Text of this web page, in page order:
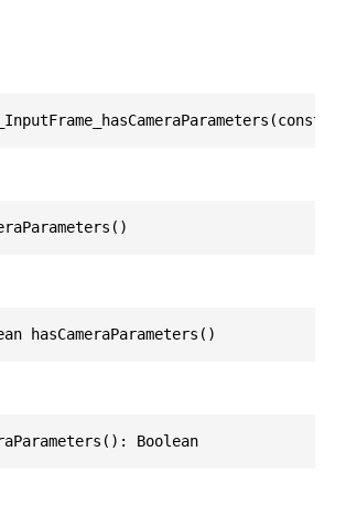
hasCameraParameters()
Boolean